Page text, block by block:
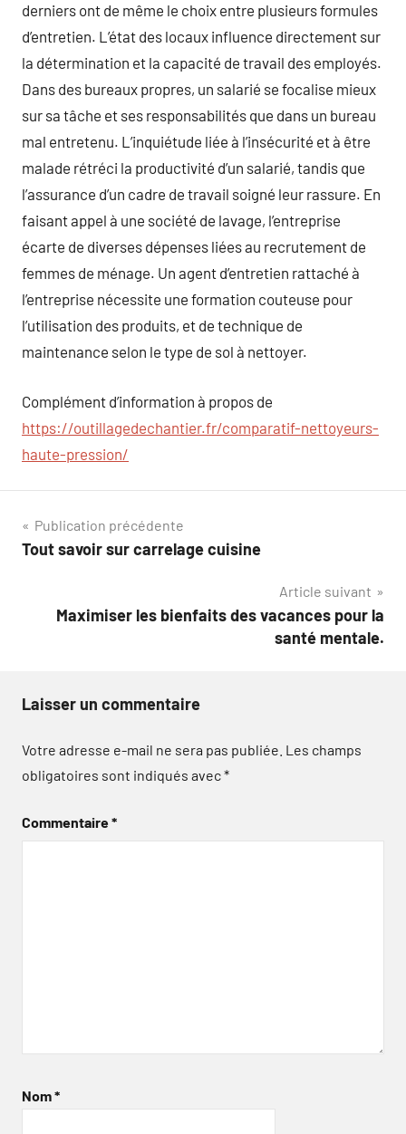
derniers ont de même le choix entre plusieurs formules
d’entretien. L’état des locaux influence directement sur
la détermination et la capacité de travail des employés.
Dans des bureaux propres, un salarié se focalise mieux
sur sa tâche et ses responsabilités que dans un bureau
mal entretenu. L’inquiétude liée à l’insécurité et à être
malade rétréci la productivité d’un salarié, tandis que
l’assurance d’un cadre de travail soigné leur rassure. En
faisant appel à une société de lavage, l’entreprise
écarte de diverses dépenses liées au recrutement de
femmes de ménage. Un agent d’entretien rattaché à
l’entreprise nécessite une formation couteuse pour
l’utilisation des produits, et de technique de
maintenance selon le type de sol à nettoyer.
Complément d’information à propos de
https://outillagedechantier.fr/comparatif-nettoyeurs-
haute-pression/
Navigation
de
Publication précédente
Tout savoir sur carrelage cuisine
Article suivant
Maximiser les bienfaits des vacances pour la
santé mentale.
Laisser un commentaire
Votre adresse e-mail ne sera pas publiée. Les champs
obligatoires sont indiqués avec*
Commentaire*
Nom*